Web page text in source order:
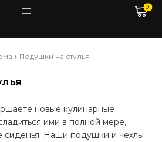
0
Подушки на стулья
новые кулинарные
ими в полной мере,
Наши подушки и чехлы